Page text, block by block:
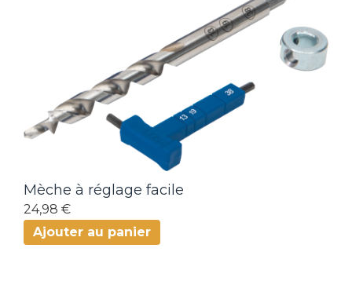
Mèche à réglage facile
24,98 €
Ajouter au panier